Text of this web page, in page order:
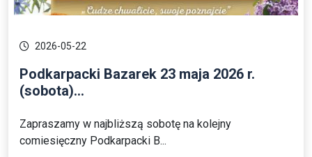
2026-05-22
Podkarpacki Bazarek 23 maja 2026 r.
(sobota)...
Zapraszamy w najbliższą sobotę na kolejny
comiesięczny Podkarpacki B...